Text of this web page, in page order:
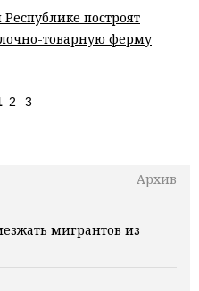
Архив
мигрантов из
построят
товарную ферму
2 3